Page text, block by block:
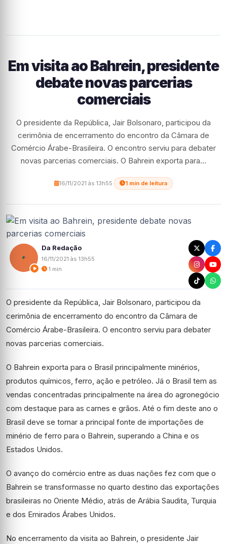
Em visita ao Bahrein, presidente
debate novas parcerias
comerciais
O presidente da República, Jair Bolsonaro, participou da
cerimônia de encerramento do encontro da Câmara de
Comércio Árabe-Brasileira. O encontro serviu para debater
novas parcerias comerciais. O Bahrein exporta para…
16/11/2021 às 13h55 1 min de leitura
Da Redação
16/11/2021 às 13h55
1 min
O presidente da República, Jair Bolsonaro, participou da
cerimônia de encerramento do encontro da Câmara de
Comércio Árabe-Brasileira. O encontro serviu para debater
novas parcerias comerciais.
O Bahrein exporta para o Brasil principalmente minérios,
produtos químicos, ferro, ação e petróleo. Já o Brasil tem as
vendas concentradas principalmente na área do agronegócio
com destaque para as carnes e grãos. Até o fim deste ano o
Brasil deve se tornar a principal fonte de importações de
minério de ferro para o Bahrein, superando a China e os
Estados Unidos.
O avanço do comércio entre as duas nações fez com que o
Bahrein se transformasse no quarto destino das exportações
brasileiras no Oriente Médio, atrás de Arábia Saudita, Turquia
e dos Emirados Árabes Unidos.
No encerramento da visita ao Bahrein, o presidente Jair